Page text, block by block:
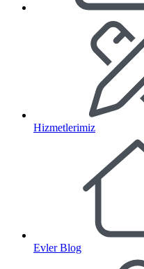
Hizmetlerimiz
Evler Blog